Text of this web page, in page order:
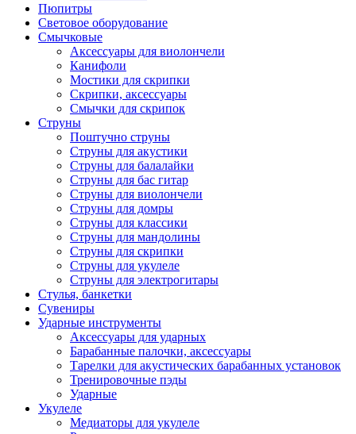
Пюпитры
Световое оборудование
Смычковые
Аксессуары для виолончели
Канифоли
Мостики для скрипки
Скрипки, аксессуары
Смычки для скрипок
Струны
Поштучно струны
Струны для акустики
Струны для балалайки
Струны для бас гитар
Струны для виолончели
Струны для домры
Струны для классики
Струны для мандолины
Струны для скрипки
Струны для укулеле
Струны для электрогитары
Стулья, банкетки
Сувениры
Ударные инструменты
Аксессуары для ударных
Барабанные палочки, аксессуары
Тарелки для акустических барабанных установок
Тренировочные пэды
Ударные
Укулеле
Медиаторы для укулеле